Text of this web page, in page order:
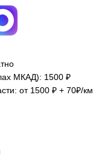
МКАД): 1500 ₽
от 1500 ₽ + 70₽/км